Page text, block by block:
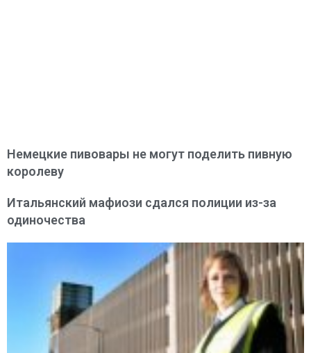
Немецкие пивовары не могут поделить пивную
королеву
Итальянский мафиози сдался полиции из-за
одиночества